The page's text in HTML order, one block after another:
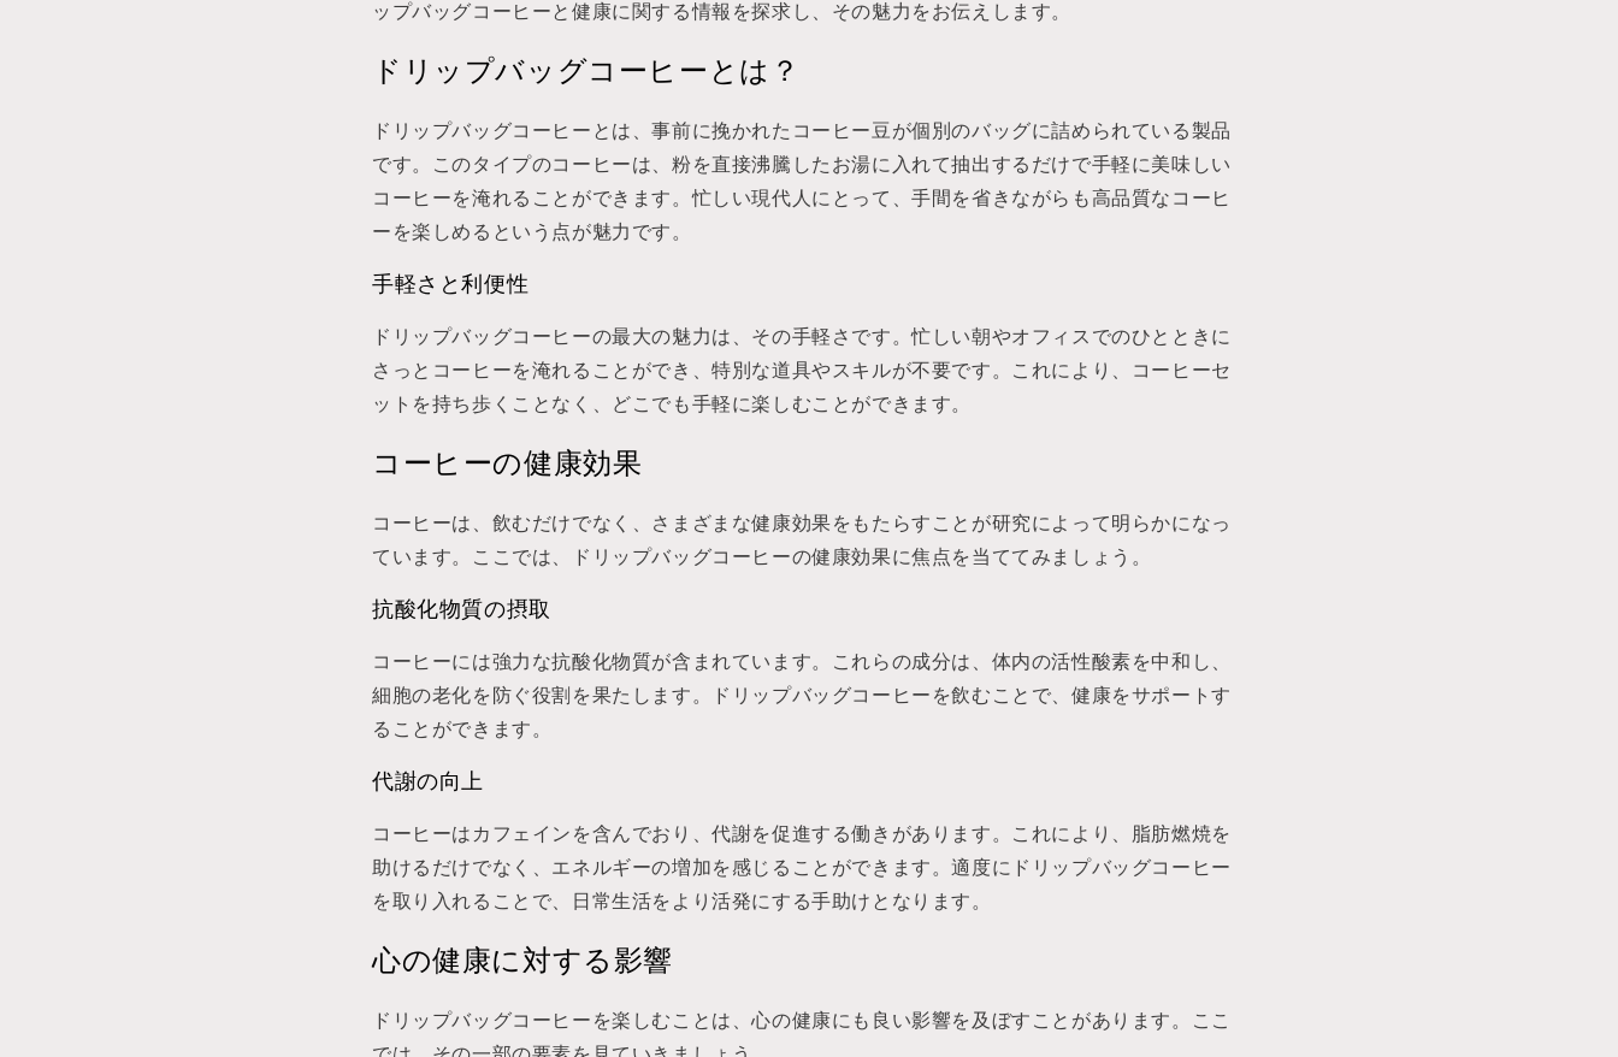
ップバッグコーヒーと健康に関する情報を探求し、その魅力をお伝えします。
ドリップバッグコーヒーとは？
ドリップバッグコーヒーとは、事前に挽かれたコーヒー豆が個別のバッグに詰められている製品
です。このタイプのコーヒーは、粉を直接沸騰したお湯に入れて抽出するだけで手軽に美味しい
コーヒーを淹れることができます。忙しい現代人にとって、手間を省きながらも高品質なコーヒ
ーを楽しめるという点が魅力です。
手軽さと利便性
ドリップバッグコーヒーの最大の魅力は、その手軽さです。忙しい朝やオフィスでのひとときに
さっとコーヒーを淹れることができ、特別な道具やスキルが不要です。これにより、コーヒーセ
ットを持ち歩くことなく、どこでも手軽に楽しむことができます。
コーヒーの健康効果
コーヒーは、飲むだけでなく、さまざまな健康効果をもたらすことが研究によって明らかになっ
ています。ここでは、ドリップバッグコーヒーの健康効果に焦点を当ててみましょう。
抗酸化物質の摂取
コーヒーには強力な抗酸化物質が含まれています。これらの成分は、体内の活性酸素を中和し、
細胞の老化を防ぐ役割を果たします。ドリップバッグコーヒーを飲むことで、健康をサポートす
ることができます。
代謝の向上
コーヒーはカフェインを含んでおり、代謝を促進する働きがあります。これにより、脂肪燃焼を
助けるだけでなく、エネルギーの増加を感じることができます。適度にドリップバッグコーヒー
を取り入れることで、日常生活をより活発にする手助けとなります。
心の健康に対する影響
ドリップバッグコーヒーを楽しむことは、心の健康にも良い影響を及ぼすことがあります。ここ